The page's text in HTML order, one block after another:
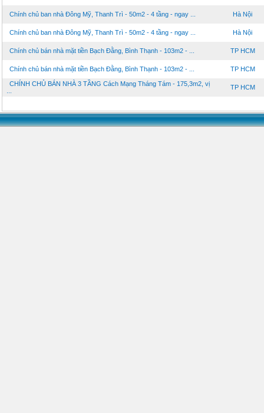
Chính chủ ban nhà Đông Mỹ, Thanh Trì - 50m2 - 4 tầng - ngay ... Hà Nội
Chính chủ ban nhà Đông Mỹ, Thanh Trì - 50m2 - 4 tầng - ngay ... Hà Nội
Chính chủ bán nhà mặt tiền Bạch Đằng, Bình Thạnh - 103m2 - ... TP HCM
Chính chủ bán nhà mặt tiền Bạch Đằng, Bình Thạnh - 103m2 - ... TP HCM
CHÍNH CHỦ BÁN NHÀ 3 TẦNG Cách Mạng Tháng Tám - 175,3m2, vị
TP HCM